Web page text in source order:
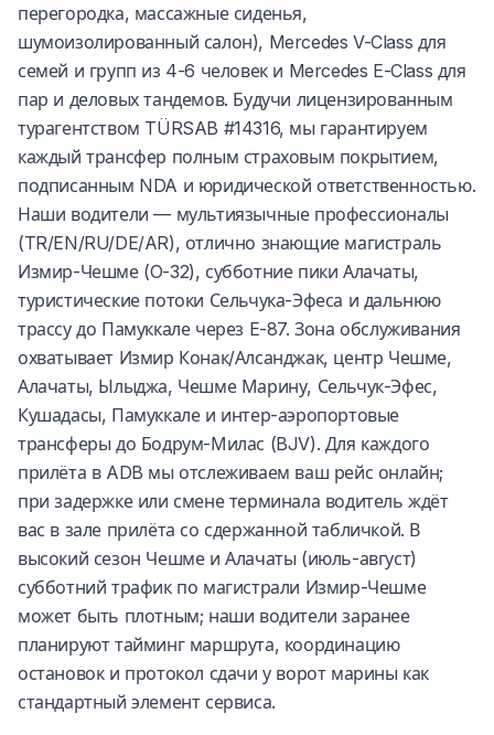
перегородка, массажные сиденья,
шумоизолированный салон), Mercedes V-Class для
семей и групп из 4-6 человек и Mercedes E-Class для
пар и деловых тандемов. Будучи лицензированным
турагентством TÜRSAB #14316, мы гарантируем
каждый трансфер полным страховым покрытием,
подписанным NDA и юридической ответственностью.
Наши водители — мультиязычные профессионалы
(TR/EN/RU/DE/AR), отлично знающие магистраль
Измир-Чешме (O-32), субботние пики Алачаты,
туристические потоки Сельчука-Эфеса и дальнюю
трассу до Памуккале через E-87. Зона обслуживания
охватывает Измир Конак/Алсанджак, центр Чешме,
Алачаты, Ылыджа, Чешме Марину, Сельчук-Эфес,
Кушадасы, Памуккале и интер-аэропортовые
трансферы до Бодрум-Милас (BJV). Для каждого
прилёта в ADB мы отслеживаем ваш рейс онлайн;
при задержке или смене терминала водитель ждёт
вас в зале прилёта со сдержанной табличкой. В
высокий сезон Чешме и Алачаты (июль-август)
субботний трафик по магистрали Измир-Чешме
может быть плотным; наши водители заранее
планируют тайминг маршрута, координацию
остановок и протокол сдачи у ворот марины как
стандартный элемент сервиса.